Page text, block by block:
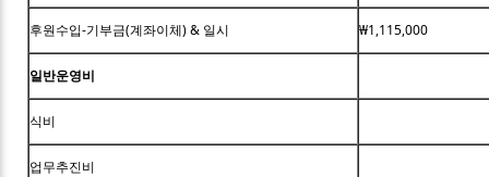
후원수입-기부금(계좌이체) & 일시 ₩1,115,000
일반운영비
식비
업무추진비